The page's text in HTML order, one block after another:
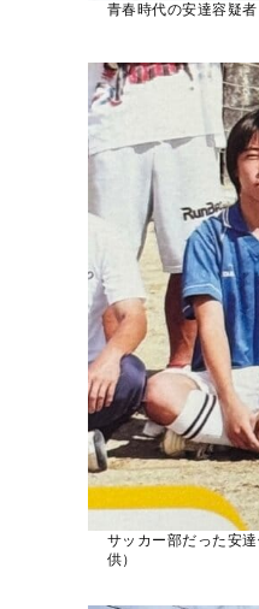
青春時代の安達容疑者
サッカー部だった安
供）